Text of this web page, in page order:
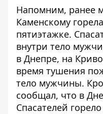
Напомним, ранее
Каменскому
пятиэтажке.
внутри тело
в Днепре, на
время тушения
тело мужчины.
сообщал, что в
Спасателей